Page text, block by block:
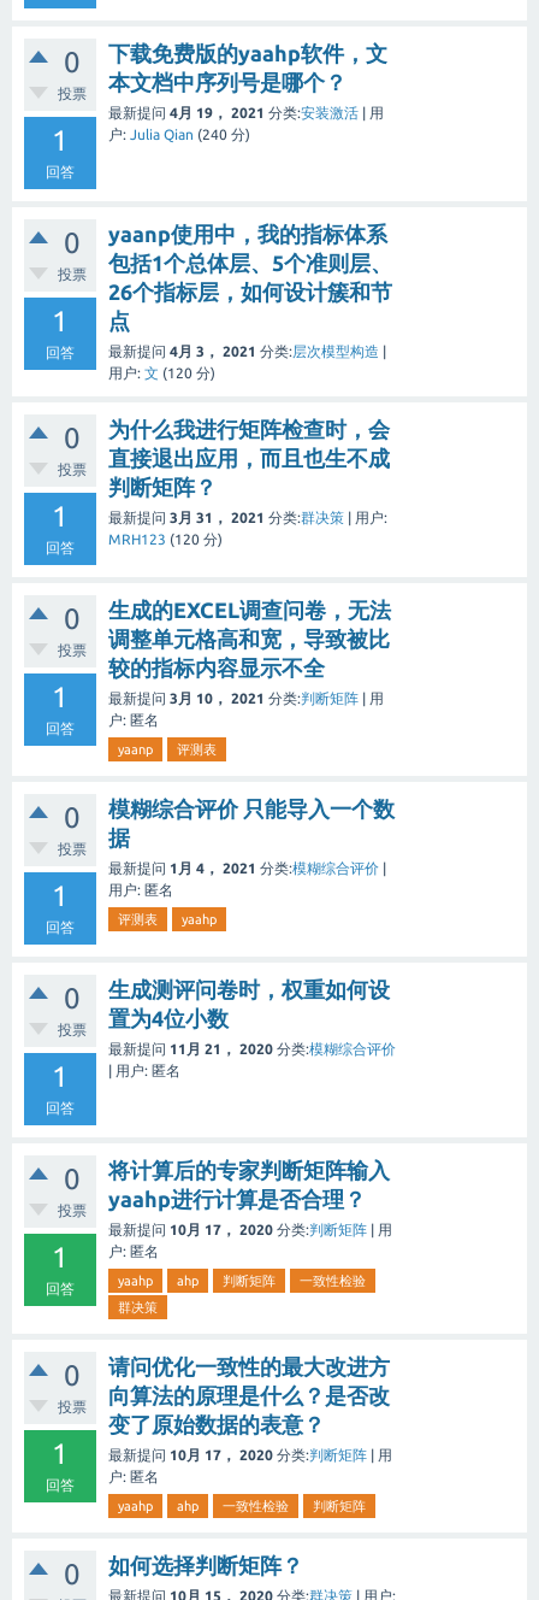
0
投票
1
回答
下载免费版的yaahp软件，文
本文档中序列号是哪个？
最新提问 4月 19， 2021 分类:安装激活 | 用
户: Julia Qian (240 分)
0
投票
1
回答
yaanp使用中，我的指标体系
包括1个总体层、5个准则层、
26个指标层，如何设计簇和节
点
最新提问 4月 3， 2021 分类:层次模型构造 |
用户: 文 (120 分)
0
投票
1
回答
为什么我进行矩阵检查时，会
直接退出应用，而且也生不成
判断矩阵？
最新提问 3月 31， 2021 分类:群决策 | 用户:
MRH123 (120 分)
0
投票
1
回答
生成的EXCEL调查问卷，无法
调整单元格高和宽，导致被比
较的指标内容显示不全
最新提问 3月 10， 2021 分类:判断矩阵 | 用
户: 匿名
yaanp 评测表
0
投票
1
回答
模糊综合评价 只能导入一个数
据
最新提问 1月 4， 2021 分类:模糊综合评价 |
用户: 匿名
评测表 yaahp
0
投票
1
回答
生成测评问卷时，权重如何设
置为4位小数
最新提问 11月 21， 2020 分类:模糊综合评价
| 用户: 匿名
0
投票
1
回答
将计算后的专家判断矩阵输入
yaahp进行计算是否合理？
最新提问 10月 17， 2020 分类:判断矩阵 | 用
户: 匿名
yaahp ahp 判断矩阵
一致性检验
群决策
0
投票
1
回答
请问优化一致性的最大改进方
向算法的原理是什么？是否改
变了原始数据的表意？
最新提问 10月 17， 2020 分类:判断矩阵 | 用
户: 匿名
yaahp ahp 一致性检验 判断矩阵
0 如何选择判断矩阵？
最新提问 10月 15， 2020 分类:群决策 | 用户: